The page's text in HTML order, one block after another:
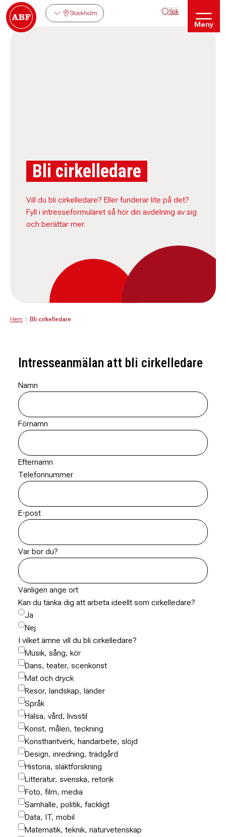
Stockholm Sök
Meny
Bli cirkelledare
Vill du bli cirkelledare? Eller funderar lite på det?
Fyll i intresseformuläret så hör din avdelning av sig
och berättar mer.
Hem Bli cirkelledare
Intresseanmälan att bli cirkelledare
Namn
Förnamn
Efternamn
Telefonnummer
E-post
Var bor du?
Vänligen ange ort
Kan du tänka dig att arbeta ideellt som cirkelledare?
Ja
Nej
I vilket ämne vill du bli cirkelledare?
Musik, sång, kör
Dans, teater, scenkonst
Mat och dryck
Resor, landskap, länder
Språk
Hälsa, vård, livsstil
Konst, måleri, teckning
Konsthantverk, handarbete, slöjd
Design, inredning, trädgård
Historia, släktforskning
Litteratur, svenska, retorik
Foto, film, media
Samhälle, politik, fackligt
Data, IT, mobil
Matematik, teknik, naturvetenskap